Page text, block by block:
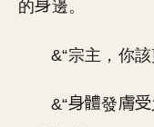
的
邊。
&“宗主，你
&“ 發